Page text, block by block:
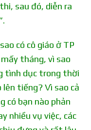
sau đó, diễn ra
có cô giáo ở TP
tháng, vì sao
tình dục trong thời
lên tiếng? Vì sao cả
có bạn nào phản
nhiều vụ việc, các